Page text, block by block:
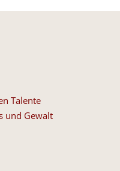
Talente
und Gewalt